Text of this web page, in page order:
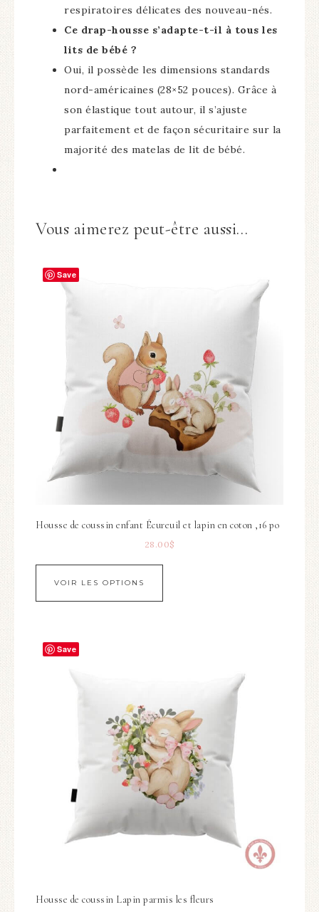
respiratoires délicates des nouveau-nés.
Ce drap-housse s’adapte-t-il à tous les
lits de bébé ?
Oui, il possède les dimensions standards
nord-américaines (28×52 pouces). Grâce à
son élastique tout autour, il s’ajuste
parfaitement et de façon sécuritaire sur la
majorité des matelas de lit de bébé.
Vous aimerez peut-être aussi…
Save
Housse de coussin enfant Écureuil et lapin en coton ,16 po
28.00$
VOIR LES OPTIONS
Save
Housse de coussin Lapin parmis les fleurs